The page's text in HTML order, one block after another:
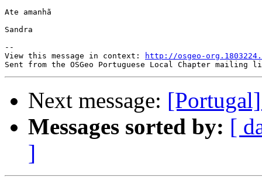
Ate amanhã
Sandra
--
View this message in context:
http://osgeo-
Next message:
Messages sorted by: [
]